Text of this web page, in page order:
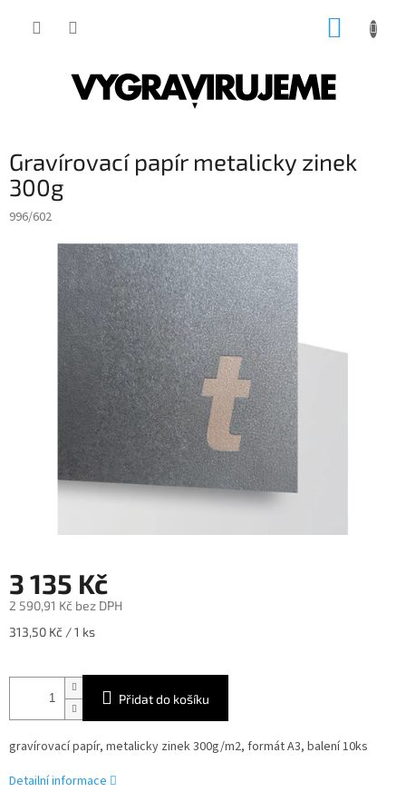
Gravírovací papír metalicky zinek
300g
996/602
3 135 Kč
2 590,91 Kč bez DPH
Měrná
313,50 Kč / 1 ks
Přidat do košíku
gravírovací papír, metalicky zinek 300g/m2, formát A3, balení 10ks
Detailní informace